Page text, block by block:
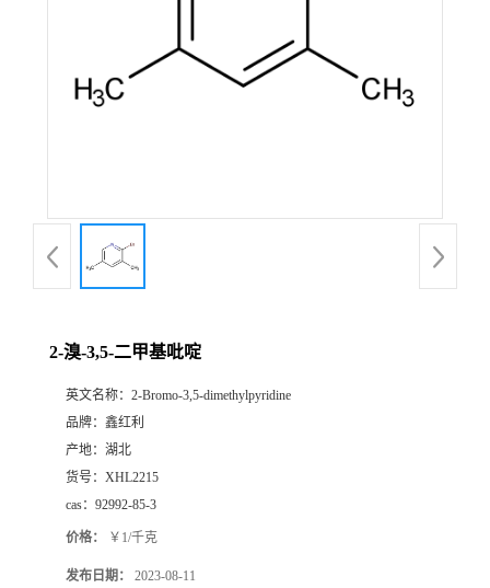
2-溴-3,5-二甲基吡啶
英文名称： 2-Bromo-3,5-dimethylpyridine
品牌： 鑫红利
产地： 湖北
货号： XHL2215
cas： 92992-85-3
价格： ￥1/千克
发布日期： 2023-08-11